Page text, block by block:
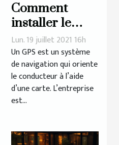
Comment
installer le
logiciel
d’actualisation
GPS ?
Lun. 19 juillet 2021 16h
Un GPS est un système
de navigation qui oriente
le conducteur à l’aide
d’une carte. L’entreprise
est...